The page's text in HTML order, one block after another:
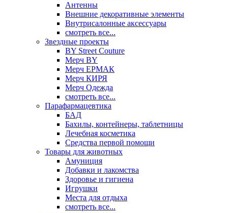
Антенны
Внешние декоративные элементы
Внутрисалонные аксессуары
смотреть все...
Звездные проекты
BY Street Couture
Мерч BY
Мерч ЕРМАК
Мерч КИРЯ
Мерч Одежда
смотреть все...
Парафармацевтика
БАД
Бахилы, контейнеры, таблетницы
Лечебная косметика
Средства первой помощи
Товары для животных
Амуниция
Добавки и лакомства
Здоровье и гигиена
Игрушки
Места для отдыха
смотреть все...